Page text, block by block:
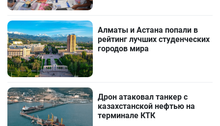
Алматы и Астана попали в
рейтинг лучших студенческих
городов мира
Дрон атаковал танкер с
казахстанской нефтью на
терминале КТК